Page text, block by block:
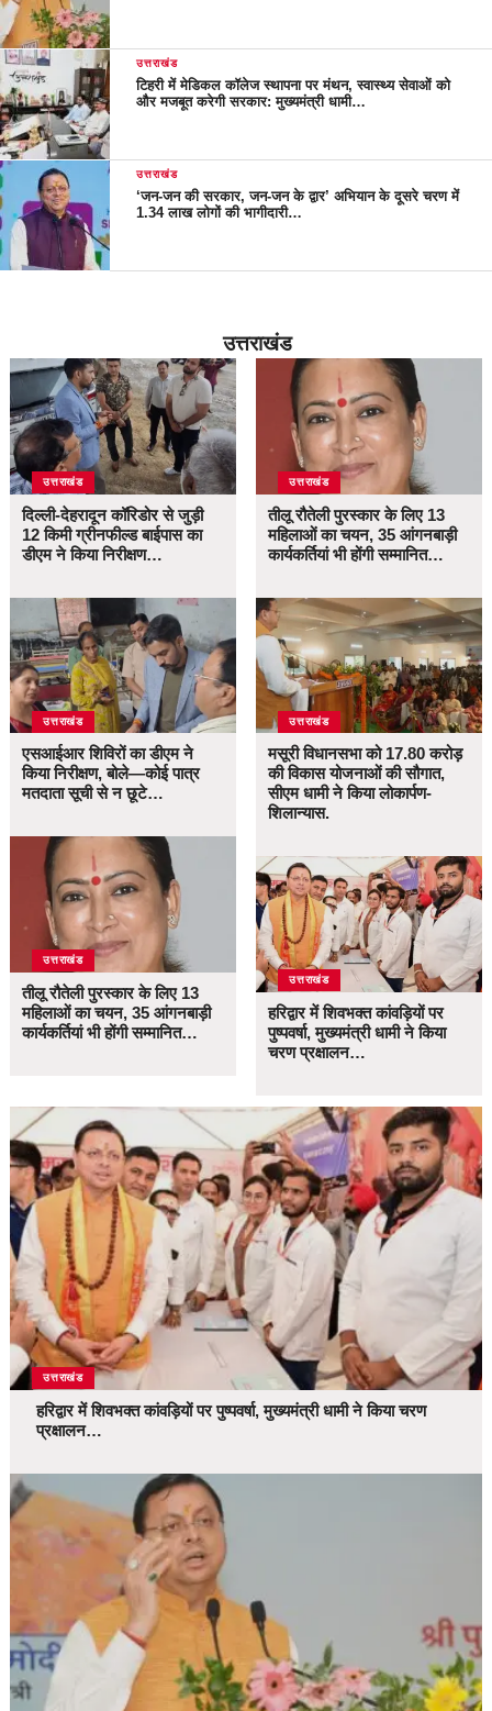
उत्तराखंड
टिहरी में मेडिकल कॉलेज स्थापना पर मंथन, स्वास्थ्य सेवाओं को
और मजबूत करेगी सरकार: मुख्यमंत्री धामी…
उत्तराखंड
‘जन-जन की सरकार, जन-जन के द्वार’ अभियान के दूसरे चरण में
1.34 लाख लोगों की भागीदारी…
उत्तराखंड
उत्तराखंड
दिल्ली-देहरादून कॉरिडोर से जुड़ी
12 किमी ग्रीनफील्ड बाईपास का
डीएम ने किया निरीक्षण…
उत्तराखंड
एसआईआर शिविरों का डीएम ने
किया निरीक्षण, बोले—कोई पात्र
मतदाता सूची से न छूटे…
उत्तराखंड
तीलू रौतेली पुरस्कार के लिए 13
महिलाओं का चयन, 35 आंगनबाड़ी
कार्यकर्तियां भी होंगी सम्मानित…
उत्तराखंड
तीलू रौतेली पुरस्कार के लिए 13
महिलाओं का चयन, 35 आंगनबाड़ी
कार्यकर्तियां भी होंगी सम्मानित…
उत्तराखंड
मसूरी विधानसभा को 17.80 करोड़
की विकास योजनाओं की सौगात,
सीएम धामी ने किया लोकार्पण-
शिलान्यास.
उत्तराखंड
हरिद्वार में शिवभक्त कांवड़ियों पर
पुष्पवर्षा, मुख्यमंत्री धामी ने किया
चरण प्रक्षालन…
उत्तराखंड
हरिद्वार में शिवभक्त कांवड़ियों पर पुष्पवर्षा, मुख्यमंत्री धामी ने किया चरण
प्रक्षालन…